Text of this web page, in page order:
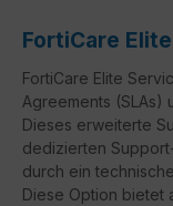
FortiCare Elite
FortiCare Elite
Agreements (SLAs)
Dieses erweiterte
dedizierten
durch ein
Diese Option bietet